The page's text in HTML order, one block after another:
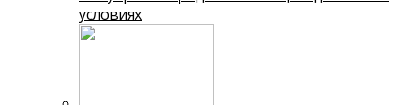
условиях